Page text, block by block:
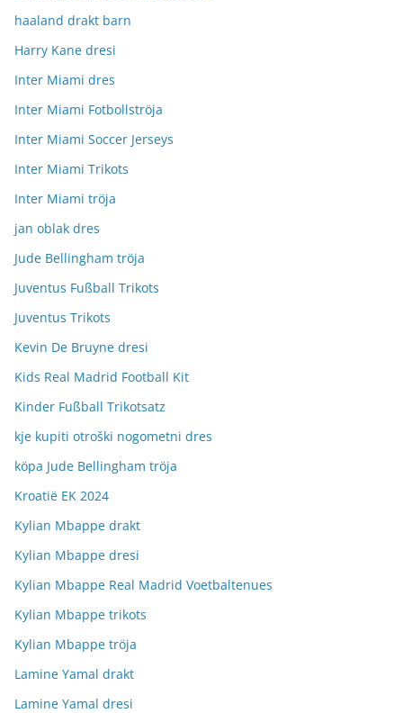
haaland drakt barn
Harry Kane dresi
Inter Miami dres
Inter Miami Fotbollströja
Inter Miami Soccer Jerseys
Inter Miami Trikots
Inter Miami tröja
jan oblak dres
Jude Bellingham tröja
Juventus Fußball Trikots
Juventus Trikots
Kevin De Bruyne dresi
Kids Real Madrid Football Kit
Kinder Fußball Trikotsatz
kje kupiti otroški nogometni dres
köpa Jude Bellingham tröja
Kroatië EK 2024
Kylian Mbappe drakt
Kylian Mbappe dresi
Kylian Mbappe Real Madrid Voetbaltenues
Kylian Mbappe trikots
Kylian Mbappe tröja
Lamine Yamal drakt
Lamine Yamal dresi